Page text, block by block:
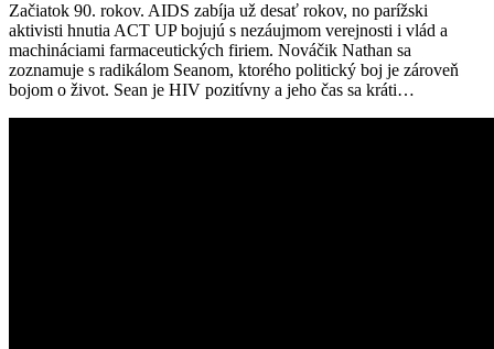
Začiatok 90. rokov. AIDS zabíja už desať rokov, no parížski
aktivisti hnutia ACT UP bojujú s nezáujmom verejnosti i vlád a
machináciami farmaceutických firiem. Nováčik Nathan sa
zoznamuje s radikálom Seanom, ktorého politický boj je zároveň
bojom o život. Sean je HIV pozitívny a jeho čas sa kráti…